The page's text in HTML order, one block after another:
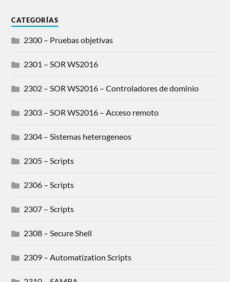
CATEGORÍAS
2300 – Pruebas objetivas
2301 – SOR WS2016
2302 – SOR WS2016 – Controladores de dominio
2303 – SOR WS2016 – Acceso remoto
2304 – Sistemas heterogeneos
2305 – Scripts
2306 – Scripts
2307 – Scripts
2308 – Secure Shell
2309 – Automatization Scripts